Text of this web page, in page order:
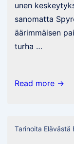
unen
sanomatta
äärimmäisen
turha …
Yksi
taas
Read more →
Tarinoita Elävästä